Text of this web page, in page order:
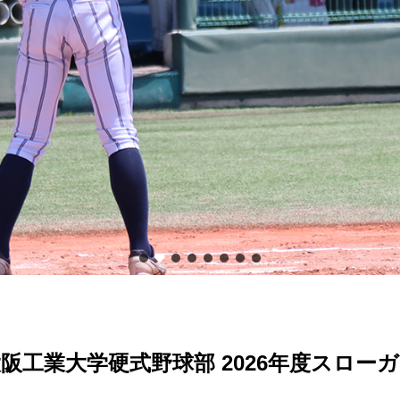
工業大学硬式野球部 2026年度スロー